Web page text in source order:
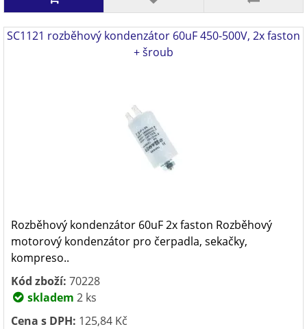
SC1121 rozběhový kondenzátor 60uF 450-500V, 2x faston
+ šroub
Rozběhový kondenzátor 60uF 2x faston Rozběhový
motorový kondenzátor pro čerpadla, sekačky,
kompreso..
Kód zboží: 70228
skladem 2 ks
Cena s DPH: 125,84 Kč